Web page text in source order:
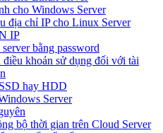
cho Windows Server
địa chỉ IP cho Linux Server
IP
bằng password
điều khoản sử dụng đối với tài
hay HDD
Server
bộ thời gian trên Cloud Server